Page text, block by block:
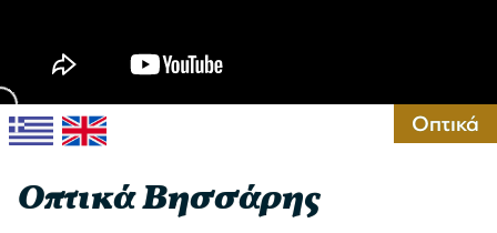
Οπτικά
Οπτικά Βησσάρης